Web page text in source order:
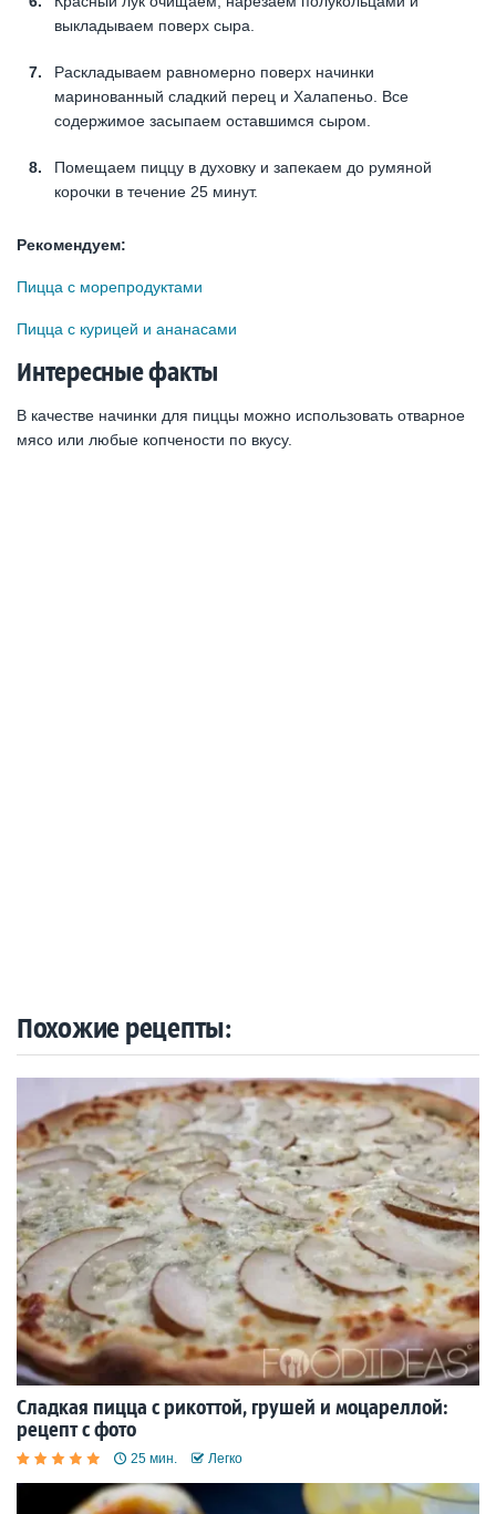
выкладываем поверх сыра.
Раскладываем равномерно поверх начинки
маринованный сладкий перец и Халапеньо. Все
содержимое засыпаем оставшимся сыром.
Помещаем пиццу в духовку и запекаем до румяной
корочки в течение 25 минут.
Рекомендуем:
Пицца с морепродуктами
Пицца с курицей и ананасами
Интересные факты
В качестве начинки для пиццы можно использовать отварное
мясо или любые копчености по вкусу.
Похожие рецепты:
Сладкая пицца с рикоттой, грушей и моцареллой:
рецепт с фото
25 мин. Легко